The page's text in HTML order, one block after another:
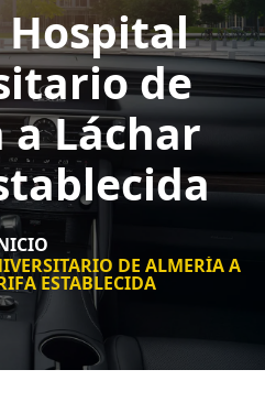
Hospital
de
Láchar
DE ALMERÍA A
ESTABLECIDA